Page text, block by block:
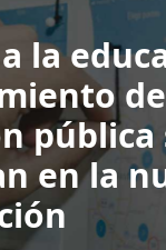
la
pública
en la